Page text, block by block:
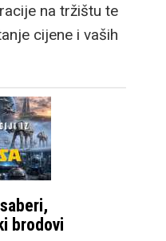
na tržištu te
cijene i vaših
brodovi